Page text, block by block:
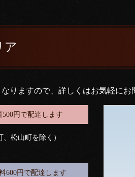
ア
りますので、詳しくはお気軽にお
円で配達します
松山町を除く）
600円で配達します